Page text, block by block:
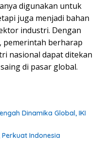
digunakan untuk
juga menjadi bahan
industri. Dengan
pemerintah berharap
nasional dapat ditekan
di pasar global.
Dinamika Global, IKI
Indonesia